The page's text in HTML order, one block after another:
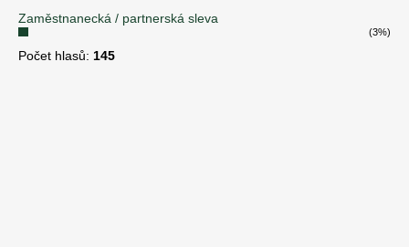
Zaměstnanecká / partnerská sleva
(3%)
Počet hlasů: 145